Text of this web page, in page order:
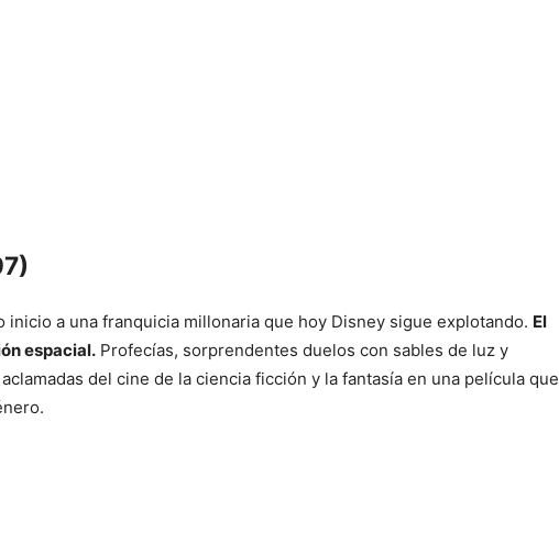
inicio a una franquicia millonaria que hoy Disney sigue explotando. El
espacial. Profecías, sorprendentes duelos con sables de luz y
del cine de la ciencia ficción y la fantasía en una película que